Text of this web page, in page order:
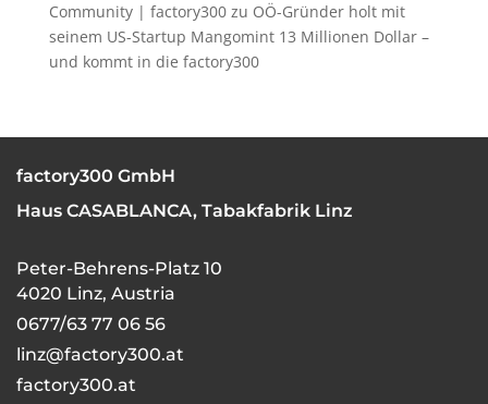
Community | factory300zu OÖ-Gründer holt mit
seinem US-Startup Mangomint 13 Millionen Dollar –
und kommt in die factory300
factory300 GmbH
Haus CASABLANCA, Tabakfabrik Linz
Peter-Behrens-Platz 10
4020 Linz, Austria
0677/63 77 06 56
linz@factory300.at
factory300.at